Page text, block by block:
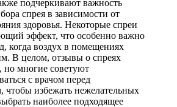
подчеркивают важность
спрея в зависимости от
здоровья. Некоторые спреи
эффект, что особенно важно
когда воздух в помещениях
В целом, отзывы о спреях
но многие советуют
с врачом перед
чтобы избежать нежелательных
наиболее подходящее